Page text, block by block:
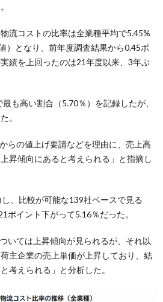
流コストの比率は全業種平均で5.45%
）となり、前年度調査結果から0.45ポ
績を上回ったのは21年度以来、3年ぶ
も高い割合（5.70％）を記録したが、
。
らの値上げ要請などを理由に、売上高
昇傾向にあると考えられる」と指摘し
、比較が可能な139社ベースで見る
ポイント下がって5.16％だった。
いては上昇傾向が見られるが、それ以
主企業の売上単価が上昇しており、結
考えられる」と分析した。